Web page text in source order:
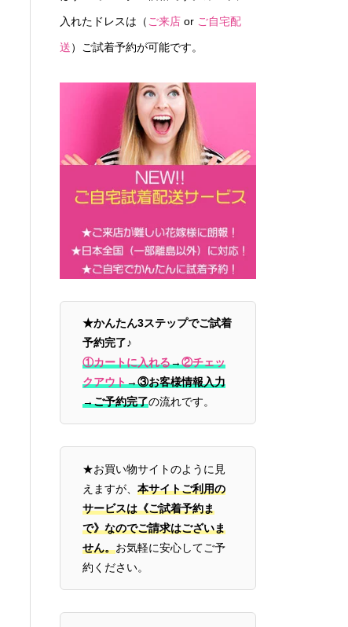
入れたドレスは（ ご来店 or ご自宅配
送）ご試着予約が可能です。
★かんたん3ステップでご試着
予約完了♪
①カートに入れる→②チェッ
クアウト→③お客様情報入力
→ご予約完了の流れです。
★お買い物サイトのように見
えますが、 本サイトご利用の
サービスは《ご試着予約ま
で》なのでご請求はございま
せん。お気軽に安心してご予
約ください。